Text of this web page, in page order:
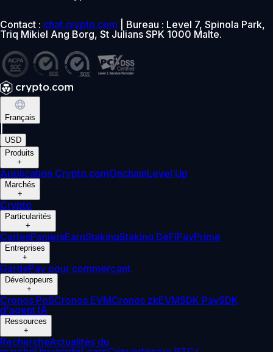
Contact : chat.crypto.com | Bureau : Level 7, Spinola Park,
Triq Mikiel Ang Borg, St Julians SPK 1000 Malte.
Français
USD
Produits
+
Application Crypto.comOnchainLevel Up
Marchés
+
Crypto
Particularités
+
CartesPaniersEarnStakingStaking DeFiPayPrime
Entreprises
+
GardePay pour commerçant
Développeurs
+
Cronos PoSCronos EVMCronos zkEVMSDK PaySDK
d'agent IA
Ressources
+
RechercheActualités du